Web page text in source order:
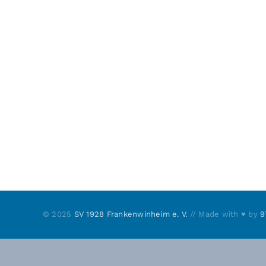
© 2025 SV 1928 Frankenwinheim e. V. // Made with ♥ by